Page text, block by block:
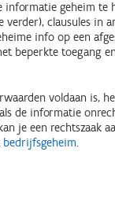
informatie geheim te
verder), clausules in
info op een
beperkte toegang
voldaan is,
de informatie
je een rechtszaak
bedrijfsgeheim.